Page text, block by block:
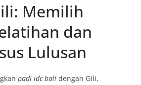
Memilih
dan
Lulusan
padi idc bali dengan Gili,